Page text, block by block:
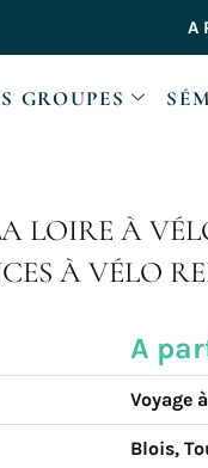
A
GROUPES
LOIRE À
À VÉLO
A
Voyage
Blois,